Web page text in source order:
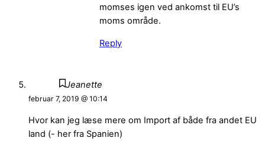
momses igen ved ankomst til EU’s
moms område.
Reply
Jeanette
februar 7, 2019 @ 10:14
Hvor kan jeg læse mere om Import af både fra andet EU
land (- her fra Spanien)